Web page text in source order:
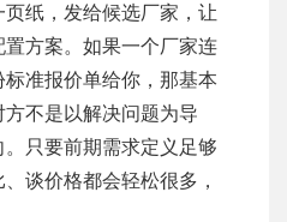
纸，发给候选厂家，让
方案。如果一个厂家连
准报价单给你，那基本
不是以解决问题为导
只要前期需求定义足够
谈价格都会轻松很多，